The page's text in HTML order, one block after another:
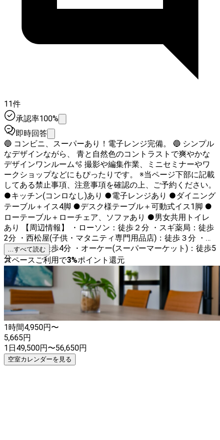
11件
承認率100%
即時回答
🔵 コンビニ、スーパーあり！電子レンジ完備。 🔵 シンプル
なデザインながら、 青と自然色のコントラストで爽やかな
デザインワンルーム🫧 撮影や編集作業、ミニセミナーやワ
ークショップなどにもぴったりです。 ※当ページ下部に記載
してある禁止事項、注意事項を確認の上、ご予約ください。
●キッチン(コンロなし)あり ●電子レンジあり ●ダイニング
テーブル＋イス4脚 ●デスク様テーブル＋可動式イス1脚 ●
ローテーブル＋ローチェア、ソファあり ●男女共用トイレ
あり 【周辺情報】 ・ローソン：徒歩２分 ・スギ薬局：徒歩
2分 ・西松屋(子供・マタニティ専門用品店)：徒歩３分 ・サ
イゼリヤ：徒歩4分 ・オーケー(スーパーマーケット)：徒歩5
分
...すべて読む
スペースご利用で3%ポイント還元
1時間4,950円〜
5,665円
1日49,500円〜56,650円
空室カレンダーを見る